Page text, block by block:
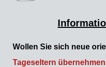
Wollen Sie sich neue
Tageseltern